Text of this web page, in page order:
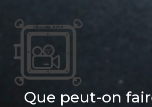
contenu
Que peut-on